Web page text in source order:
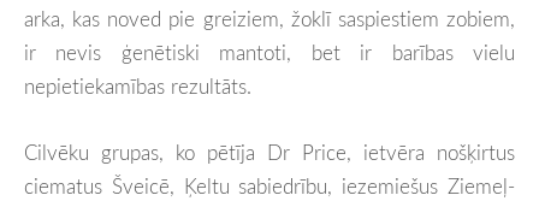
arka, kas noved pie greiziem, žoklī saspiestiem zobiem,
ir nevis ģenētiski mantoti, bet ir barības vielu
nepietiekamības rezultāts.
Cilvēku grupas, ko pētīja Dr Price, ietvēra nošķirtus
ciematus Šveicē, Ķeltu sabiedrību, iezemiešus Ziemeļ-